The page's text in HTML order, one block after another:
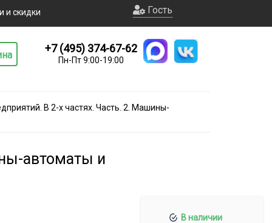
и скидки Гость
+7 (495) 374-67-62
Пн-Пт 9:00-19:00
В 2-х частях. Часть. 2. Машины-
автоматы и
В наличии